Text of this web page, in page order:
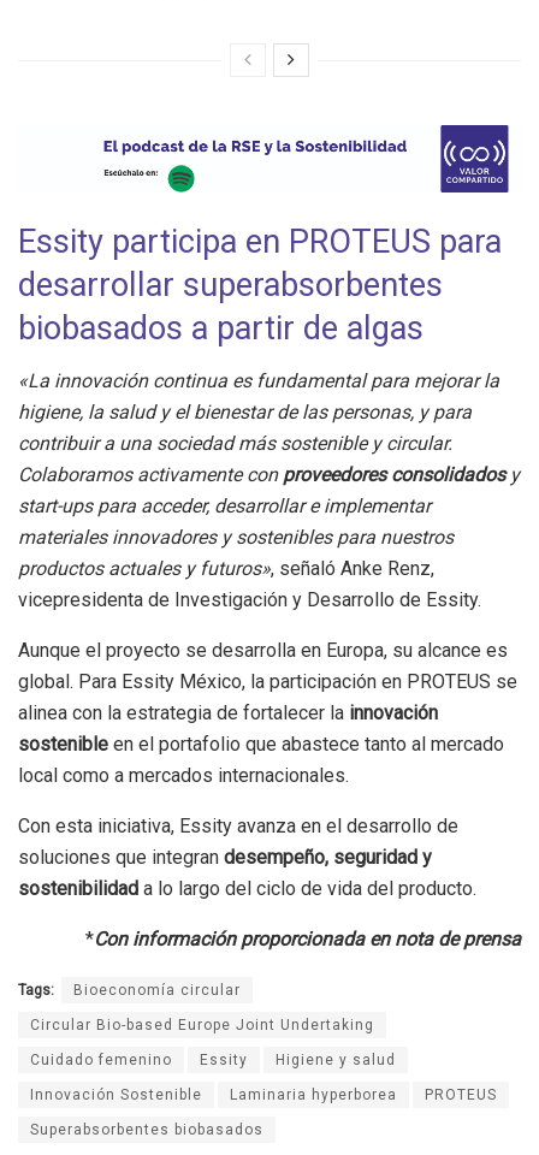
Essity participa en PROTEUS para
desarrollar superabsorbentes
biobasados a partir de algas
«La innovación continua es fundamental para mejorar la
higiene, la salud y el bienestar de las personas, y para
contribuir a una sociedad más sostenible y circular.
Colaboramos activamente con proveedores consolidadosy
start-ups para acceder, desarrollar e implementar
materiales innovadores y sostenibles para nuestros
productos actuales y futuros», señaló Anke Renz,
vicepresidenta de Investigación y Desarrollo de Essity.
Aunque el proyecto se desarrolla en Europa, su alcance es
global. Para Essity México, la participación en PROTEUS se
alinea con la estrategia de fortalecer la innovación
sostenible en el portafolio que abastece tanto al mercado
local como a mercados internacionales.
Con esta iniciativa, Essity avanza en el desarrollo de
soluciones que integran desempeño, seguridad y
sostenibilidad a lo largo del ciclo de vida del producto.
*Con información proporcionada en nota de prensa
Tags: Bioeconomía circular
Circular Bio-based Europe Joint Undertaking
Cuidado femenino Essity Higiene y salud
Innovación Sostenible Laminaria hyperborea PROTEUS
Superabsorbentes biobasados